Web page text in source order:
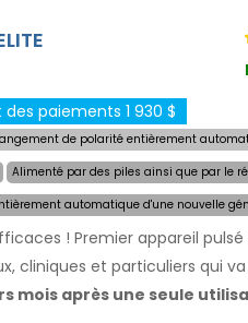
paiements 1 930 $
de polarité entièrement
Alimenté par des piles ainsi que par le
automatique d'une nouvelle
! Premier appareil
cliniques et particuliers qui
mois après une seule